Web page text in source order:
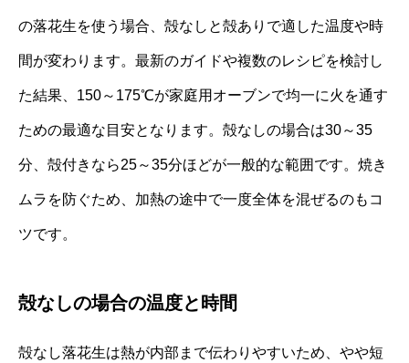
の落花生を使う場合、殻なしと殻ありで適した温度や時
間が変わります。最新のガイドや複数のレシピを検討し
た結果、150～175℃が家庭用オーブンで均一に火を通す
ための最適な目安となります。殻なしの場合は30～35
分、殻付きなら25～35分ほどが一般的な範囲です。焼き
ムラを防ぐため、加熱の途中で一度全体を混ぜるのもコ
ツです。
殻なしの場合の温度と時間
殻なし落花生は熱が内部まで伝わりやすいため、やや短